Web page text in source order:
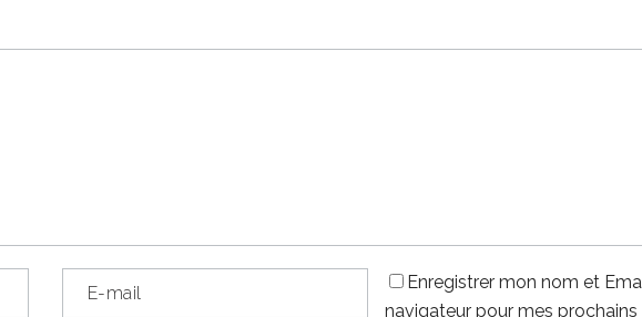
Enregistrer mon nom et
navigateur pour mes prochains